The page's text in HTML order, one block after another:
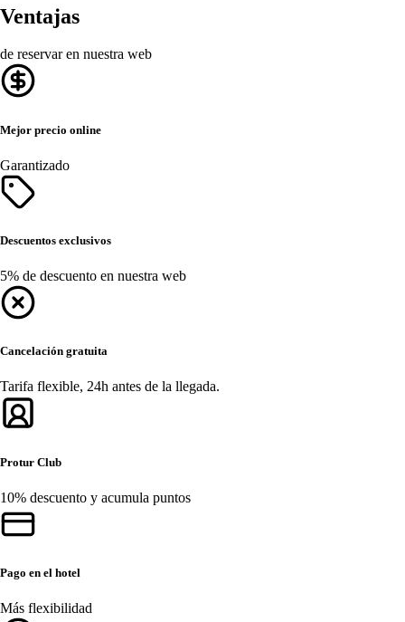
Ventajas
de reservar en nuestra web
Mejor precio online
Garantizado
Descuentos exclusivos
5% de descuento en nuestra web
Cancelación gratuita
Tarifa flexible, 24h antes de la llegada.
Protur Club
10% descuento y acumula puntos
Pago en el hotel
Más flexibilidad